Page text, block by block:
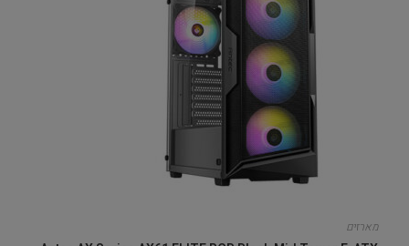
מארזים